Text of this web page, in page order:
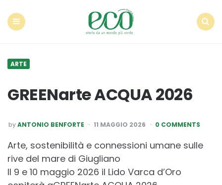
ARTE
GREENarte ACQUA 2026
POSTED
BY
byANTONIO BENFORTE 11 MAGGIO 2026 0 COMMENTS
Arte, sostenibilità e connessioni umane sulle
rive del mare di Giugliano
Il 9 e 10 maggio 2026 il Lido Varca d’Oro